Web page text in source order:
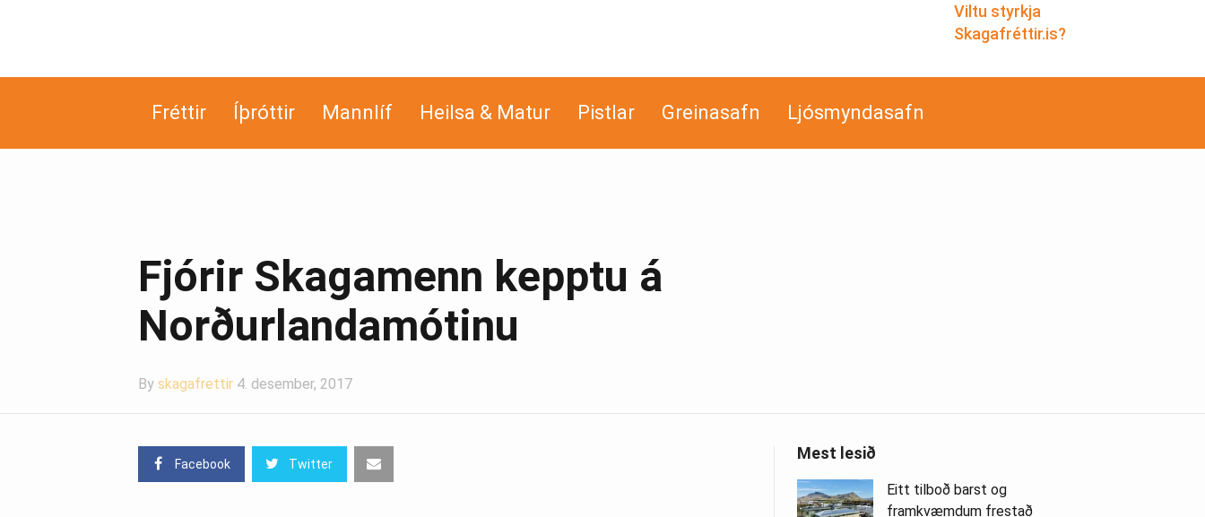
Viltu styrkja
Skagafréttir.is?
Fréttir Íþróttir Mannlíf Heilsa & Matur Pistlar Greinasafn Ljósmyndasafn
Fjórir Skagamenn kepptu á
Norðurlandamótinu
By skagafrettir 4. desember, 2017
Facebook Twitter
Mest lesið
Eitt tilboð barst og
framkvæmdum frestað